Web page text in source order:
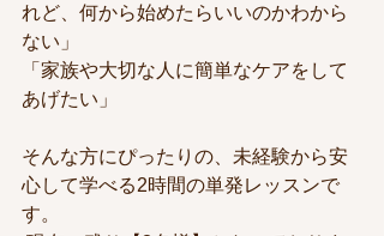
れど、何から始めたらいいのかわから
ない」
「家族や大切な人に簡単なケアをして
あげたい」
そんな方にぴったりの、未経験から安
心して学べる2時間の単発レッスンで
す。